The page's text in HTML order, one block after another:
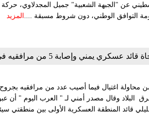
عن "الجبهة الشعبية" جميل المجدلاوي،
التوافق الوطني، دون شروط مسبقة ....
المزيد
قائد عسكري يمني وإصابة 5 من مرافقيه في حضرموت
محاولة اغتيال فيما أصيب عدد من مرافقيه بجروح
وقال مصدر أمني لـ " العرب اليوم " أن
قائد المنطقة العسكرية الأولى بين منطقتي